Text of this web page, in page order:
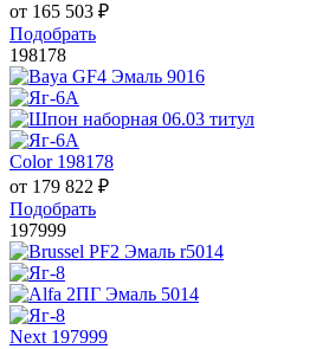
от 165 503 ₽
Подобрать
198178
Color 198178
от 179 822 ₽
Подобрать
197999
Next 197999